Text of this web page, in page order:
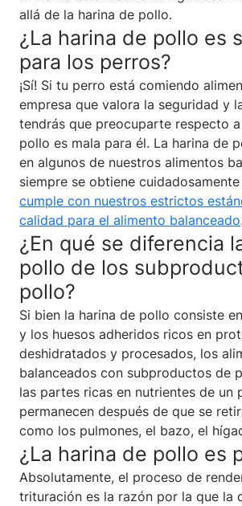
allá de la harina de pollo.
¿La harina de pollo es
para los perros?
¡Sí! Si tu perro está comiendo
empresa que valora la seguridad y
tendrás que preocuparte respecto
pollo es mala para él. La harina de
en algunos de nuestros alimentos
siempre se obtiene
cumple con nuestros estrictos
calidad para el alimento balanceado.
¿En qué se diferencia
pollo de los
pollo?
Si bien la harina de pollo consiste
y los huesos adheridos ricos en
deshidratados y procesados, los
balanceados con subproductos de
las partes ricas en nutrientes de un
permanecen después de que se
como los pulmones, el bazo, el
¿La harina de pollo es
Absolutamente, el proceso de
trituración es la razón por la que la